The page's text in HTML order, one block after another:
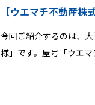
【ウエマチ不動産
今回ご紹介するのは、
様」です。屋号「ウエ